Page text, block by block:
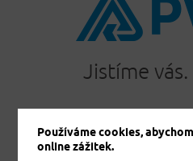
Jistíme
Používáme cookies,
online zážitek.